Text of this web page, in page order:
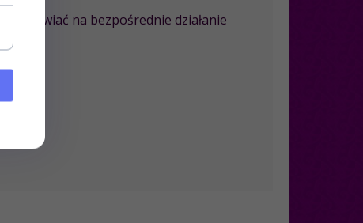
wystawiać na bezpośrednie działanie